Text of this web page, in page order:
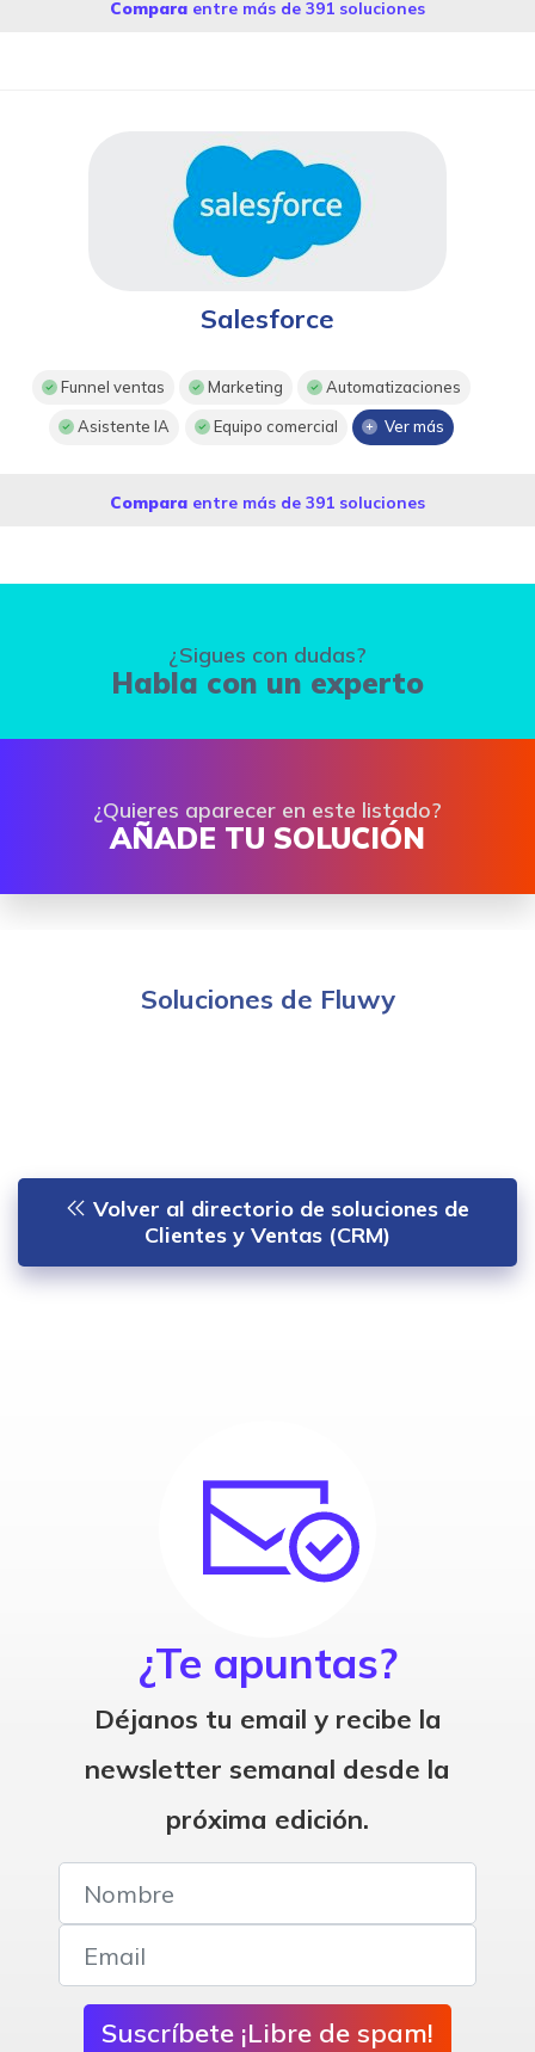
Compara entre más de 391 soluciones
Salesforce
Funnel ventas Marketing Automatizaciones
Asistente IA Equipo comercial Ver más
Compara entre más de 391 soluciones
¿Sigues con dudas?
Habla con un experto
¿Quieres aparecer en este listado?
AÑADE TU SOLUCIÓN
Soluciones de Fluwy
Volver al directorio de soluciones de
Clientes y Ventas (CRM)
¿Te apuntas?
Déjanos tu email y recibe la
newsletter semanal desde la
próxima edición.
Suscríbete ¡Libre de spam!